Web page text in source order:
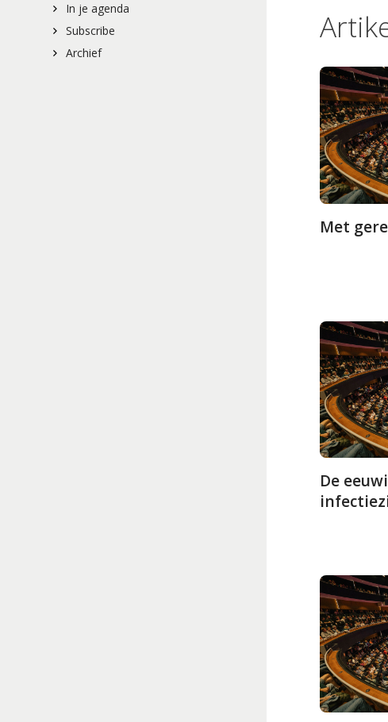
In je agenda
Subscribe
Archief
Met
De